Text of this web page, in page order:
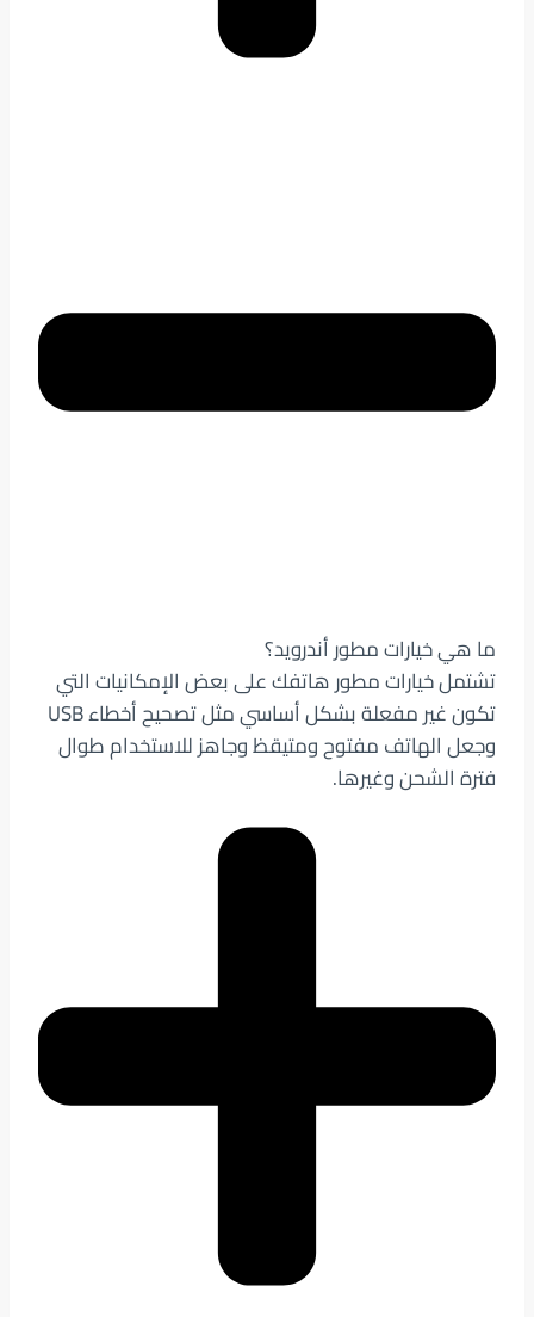
ما هي خيارات مطور أندرويد؟
تشتمل خيارات مطور هاتفك على بعض الإمكانيات التي
تكون غير مفعلة بشكل أساسي مثل تصحيح أخطاء USB
وجعل الهاتف مفتوح ومتيقظ وجاهز للاستخدام طوال
فترة الشحن وغيرها.